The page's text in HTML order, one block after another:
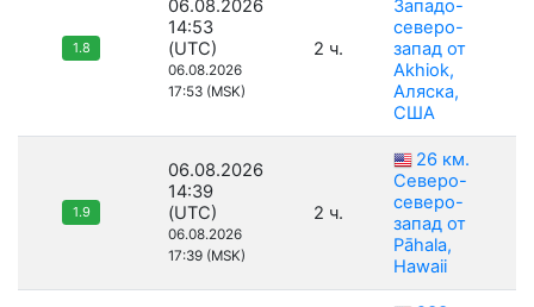
1.8
06.08.2026
14:53
(UTC)
06.08.2026
17:53 (MSK)
2 ч.
Западо-
северо-
запад от
Akhiok,
Аляска,
США
1.9
06.08.2026
14:39
(UTC)
06.08.2026
17:39 (MSK)
2 ч.
26 км.
Северо-
северо-
запад от
Pāhala,
Hawaii